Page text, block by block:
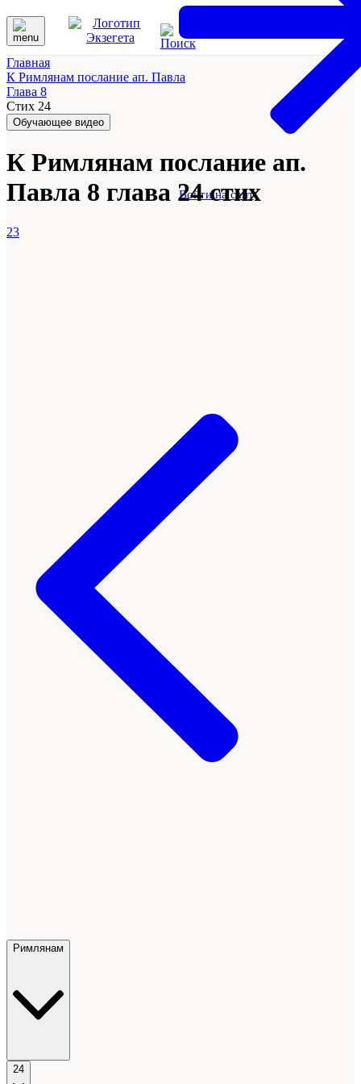
Войти на сайт
Главная
К Римлянам послание ап. Павла
Глава 8
Стих 24
Обучающее видео
К Римлянам послание ап.
Павла 8 глава 24 стих
23
Римлянам
24